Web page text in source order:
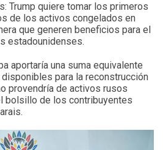
Trump quiere tomar los primeros
de los activos congelados en
que generen beneficios para el
estadounidenses.
aportaría una suma equivalente
para la reconstrucción
provendría de activos rusos
bolsillo de los contribuyentes